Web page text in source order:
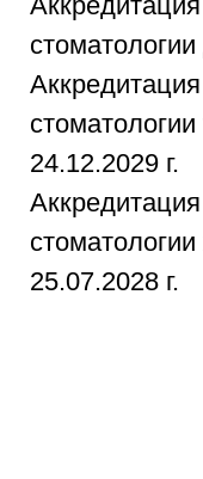
24.12.2029 г.
25.07.2028 г.